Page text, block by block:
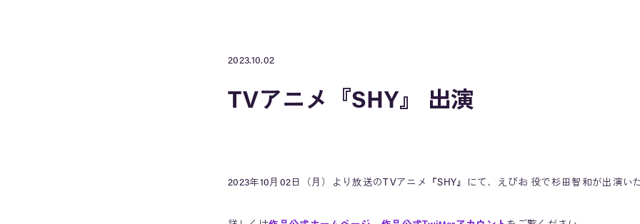
2023.10.02
TVアニメ『SHY』 出演
2023年10月02日（月）より放送のTVアニメ『SHY』にて、えびお 役で杉田智和が出演い